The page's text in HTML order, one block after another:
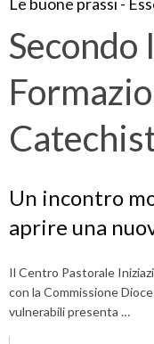
Secondo
Un incontro
aprire una
Il Centro Pastorale
con la Commissione
vulnerabili presenta …